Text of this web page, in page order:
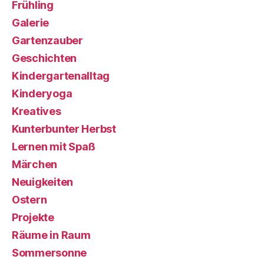
Frühling
Galerie
Gartenzauber
Geschichten
Kindergartenalltag
Kinderyoga
Kreatives
Kunterbunter Herbst
Lernen mit Spaß
Märchen
Neuigkeiten
Ostern
Projekte
Räume in Raum
Sommersonne